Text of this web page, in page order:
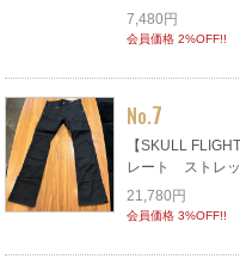
7,480円
会員価格 2%OFF!!
No.7
【SKULL
レート ストレ
21,780円
会員価格 3%OFF!!